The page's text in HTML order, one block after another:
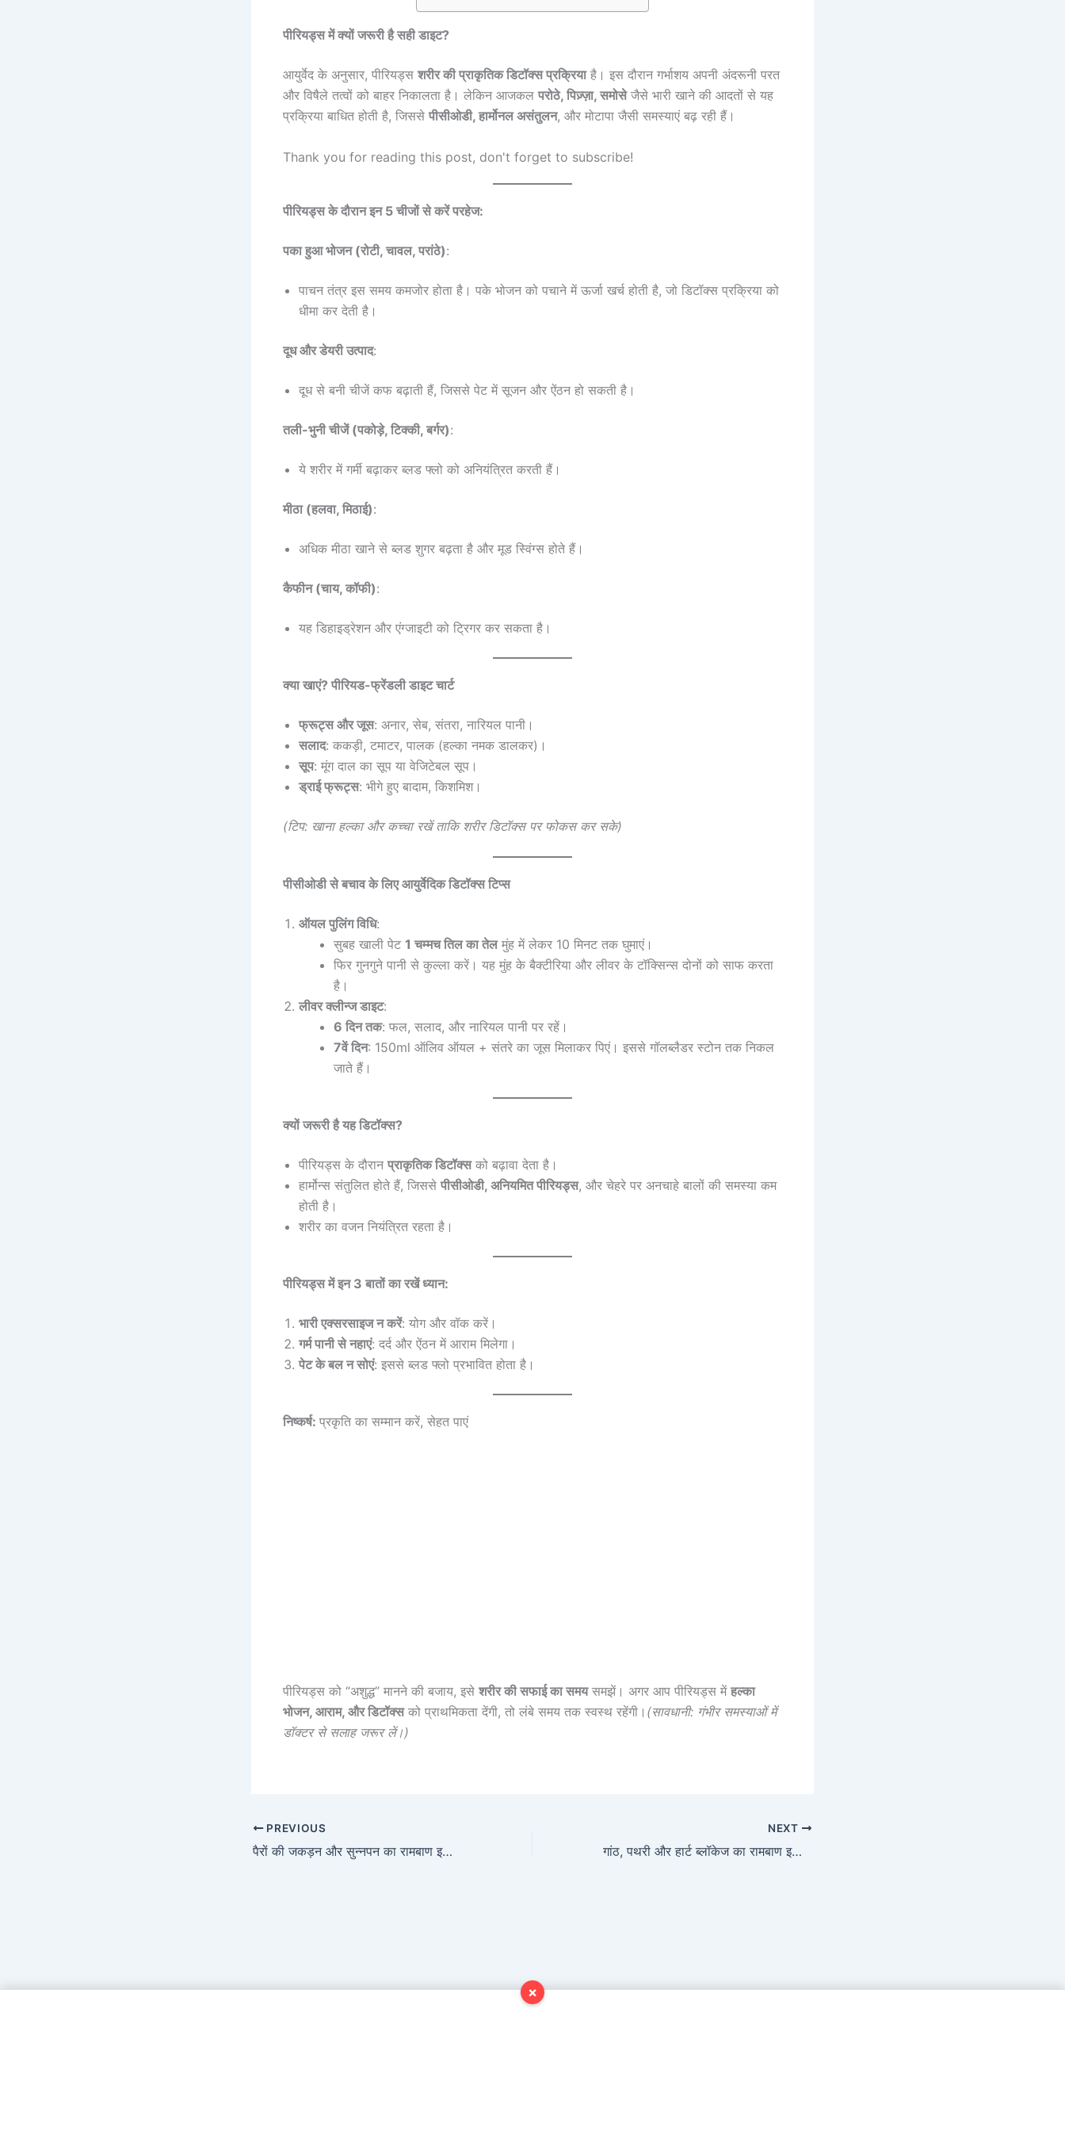
पीरियड्स में क्यों जरूरी है सही डाइट?
आयुर्वेद के अनुसार, पीरियड्स शरीर की प्राकृतिक डिटॉक्स प्रक्रियाहै। इस दौरान गर्भाशय अपनी अंदरूनी परत
और विषैले तत्वों को बाहर निकालता है। लेकिन आजकल परोठे, पिज़्ज़ा, समोसेजैसे भारी खाने की आदतों से यह
प्रक्रिया बाधित होती है, जिससे पीसीओडी, हार्मोनल असंतुलन, और मोटापा जैसी समस्याएं बढ़ रही हैं।
Thank you for reading this post, don't forget to subscribe!
पीरियड्स के दौरान इन 5 चीजों से करें परहेज:
पका हुआ भोजन (रोटी, चावल, परांठे):
पाचन तंत्र इस समय कमजोर होता है। पके भोजन को पचाने में ऊर्जा खर्च होती है, जो डिटॉक्स प्रक्रिया को
धीमा कर देती है।
दूध और डेयरी उत्पाद:
दूध से बनी चीजें कफ बढ़ाती हैं, जिससे पेट में सूजन और ऐंठन हो सकती है।
तली-भुनी चीजें (पकोड़े, टिक्की, बर्गर):
ये शरीर में गर्मी बढ़ाकर ब्लड फ्लो को अनियंत्रित करती हैं।
मीठा (हलवा, मिठाई):
अधिक मीठा खाने से ब्लड शुगर बढ़ता है और मूड स्विंग्स होते हैं।
कैफीन (चाय, कॉफी):
यह डिहाइड्रेशन और एंग्जाइटी को ट्रिगर कर सकता है।
क्या खाएं? पीरियड-फ्रेंडली डाइट चार्ट
फ्रूट्स और जूस: अनार, सेब, संतरा, नारियल पानी।
सलाद: ककड़ी, टमाटर, पालक (हल्का नमक डालकर)।
सूप: मूंग दाल का सूप या वेजिटेबल सूप।
ड्राई फ्रूट्स: भीगे हुए बादाम, किशमिश।
(टिप: खाना हल्का और कच्चा रखें ताकि शरीर डिटॉक्स पर फोकस कर सके)
पीसीओडी से बचाव के लिए आयुर्वेदिक डिटॉक्स टिप्स
ऑयल पुलिंग विधि:
सुबह खाली पेट 1 चम्मच तिल का तेलमुंह में लेकर 10 मिनट तक घुमाएं।
फिर गुनगुने पानी से कुल्ला करें। यह मुंह के बैक्टीरिया और लीवर के टॉक्सिन्स दोनों को साफ करता
है।
लीवर क्लीन्ज डाइट:
6 दिन तक: फल, सलाद, और नारियल पानी पर रहें।
7वें दिन: 150ml ऑलिव ऑयल + संतरे का जूस मिलाकर पिएं। इससे गॉलब्लैडर स्टोन तक निकल
जाते हैं।
क्यों जरूरी है यह डिटॉक्स?
पीरियड्स के दौरान प्राकृतिक डिटॉक्सको बढ़ावा देता है।
हार्मोन्स संतुलित होते हैं, जिससे पीसीओडी, अनियमित पीरियड्स, और चेहरे पर अनचाहे बालों की समस्या कम
होती है।
शरीर का वजन नियंत्रित रहता है।
पीरियड्स में इन 3 बातों का रखें ध्यान:
भारी एक्सरसाइज न करें: योग और वॉक करें।
गर्म पानी से नहाएं: दर्द और ऐंठन में आराम मिलेगा।
पेट के बल न सोएं: इससे ब्लड फ्लो प्रभावित होता है।
निष्कर्ष: प्रकृति का सम्मान करें, सेहत पाएं
पीरियड्स को “अशुद्ध” मानने की बजाय, इसे शरीर की सफाई का समयसमझें। अगर आप पीरियड्स में हल्का
भोजन, आराम, और डिटॉक्सको प्राथमिकता देंगी, तो लंबे समय तक स्वस्थ रहेंगी। (सावधानी: गंभीर समस्याओं में
डॉक्टर से सलाह जरूर लें।)
PREVIOUS
पैरों की जकड़न और सुन्नपन का रामबाण इलाज: आयुर्वेद में आड्या वात के लक्षण और गोमूत्र-दशमूल से जड़ से ठीक
NEXT
गांठ, पथरी और हार्ट ब्लॉकेज का रामबाण इलाज: आयुर्वेद में छिपे हैं पुदीना, हल्दी और अदरक के चमत्कार
×